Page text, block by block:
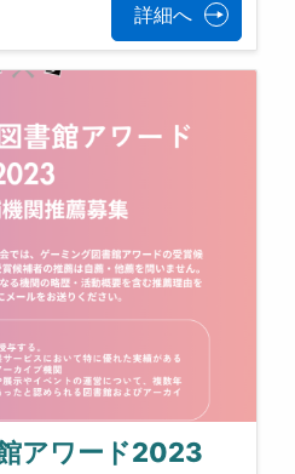
詳細へ
アワード2023